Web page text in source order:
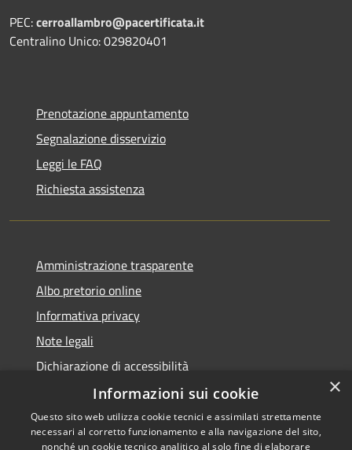
PEC:cerroallambro@pacertificata.it
Centralino Unico: 029820401
Prenotazione appuntamento
Segnalazione disservizio
Leggi le FAQ
Richiesta assistenza
Amministrazione trasparente
Albo pretorio online
Informativa privacy
Note legali
Dichiarazione di accessibilità
Copyright © 2026 • Comune di
×
Informazioni sui cookie
Questo sito web utilizza cookie tecnici e assimilati strettamente
necessari al corretto funzionamento e alla navigazione del sito,
nonché un cookie tecnico analitico al solo fine di elaborare